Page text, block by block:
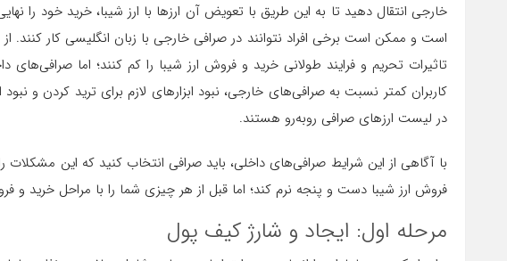
خارجی انتقال دهید تا به این طریق با تعویض آن ارزها با ارز شیبا، خرید خود را
است و ممکن است برخی افراد نتوانند در صرافی خارجی با زبان انگلیسی کار کنند.
تاثیرات تحریم و فرایند طولانی خرید و فروش ارز شیبا را کم کنند؛ اما
کاربران کمتر نسبت به صرافی‌های خارجی، نبود ابزارهای لازم برای ترید کردن و
در لیست ارزهای صرافی روبه‌رو هستند.
با آگاهی از این شرایط صرافی‌های داخلی، باید صرافی انتخاب کنید که این مشکلات
فروش ارز شیبا دست و پنجه نرم کند؛ اما قبل از هر چیزی شما را با مراحل خرید و
مرحله اول: ایجاد و شارژ کیف پول